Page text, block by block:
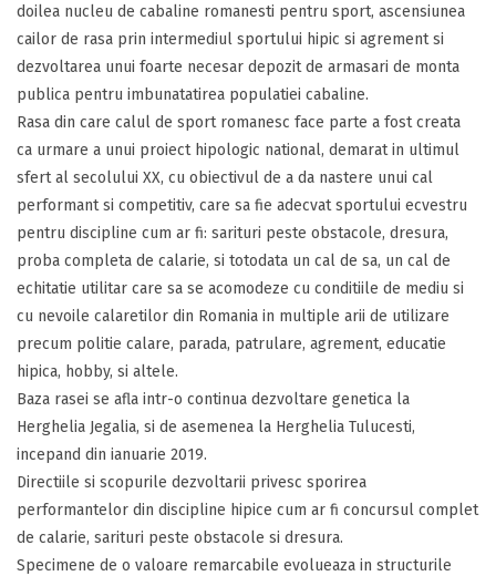
doilea nucleu de cabaline romanesti pentru sport, ascensiunea
cailor de rasa prin intermediul sportului hipic si agrement si
dezvoltarea unui foarte necesar depozit de armasari de monta
publica pentru imbunatatirea populatiei cabaline.
Rasa din care calul de sport romanesc face parte a fost creata
ca urmare a unui proiect hipologic national, demarat in ultimul
sfert al secolului XX, cu obiectivul de a da nastere unui cal
performant si competitiv, care sa fie adecvat sportului ecvestru
pentru discipline cum ar fi: sarituri peste obstacole, dresura,
proba completa de calarie, si totodata un cal de sa, un cal de
echitatie utilitar care sa se acomodeze cu conditiile de mediu si
cu nevoile calaretilor din Romania in multiple arii de utilizare
precum politie calare, parada, patrulare, agrement, educatie
hipica, hobby, si altele.
Baza rasei se afla intr-o continua dezvoltare genetica la
Herghelia Jegalia, si de asemenea la Herghelia Tulucesti,
incepand din ianuarie 2019.
Directiile si scopurile dezvoltarii privesc sporirea
performantelor din discipline hipice cum ar fi concursul complet
de calarie, sarituri peste obstacole si dresura.
Specimene de o valoare remarcabile evolueaza in structurile